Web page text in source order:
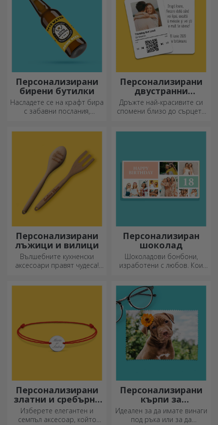
Персонализирани
бирени бутилки
Насладете се на крафт бира
с забавни послания,
Персонализирани
двустранни
алуминиеви карти
Дръжте най-красивите си
спомени близо до сърцето
Персонализирани
лъжици и вилици
Вълшебните кухненски
аксесоари правят чудеса!
Персонализиран
шоколад
Шоколадови бонбони,
изработени с любов. Кои
Персонализирани
златни и сребърни
гривни
Изберете елегантен и
семпъл аксесоар, който
Персонализирани
кърпи за
почистване на
екрани и стъкла
Идеален за да имате винаги
под ръка или за да